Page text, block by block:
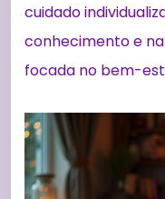
cuidado
conhecimento e
focada no bem-